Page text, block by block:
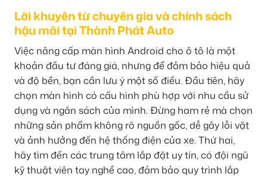
Lời khuyên từ chuyên gia và chính sách
hậu mãi tại Thành Phát Auto
Việc nâng cấp màn hình Android cho ô tô là một
khoản đầu tư đáng giá, nhưng để đảm bảo hiệu quả
và độ bền, bạn cần lưu ý một số điều. Đầu tiên, hãy
chọn màn hình có cấu hình phù hợp với nhu cầu sử
dụng và ngân sách của mình. Đừng ham rẻ mà chọn
những sản phẩm không rõ nguồn gốc, dễ gây lỗi vặt
và ảnh hưởng đến hệ thống điện của xe. Thứ hai,
hãy tìm đến các trung tâm lắp đặt uy tín, có đội ngũ
kỹ thuật viên tay nghề cao, đảm bảo quy trình lắp